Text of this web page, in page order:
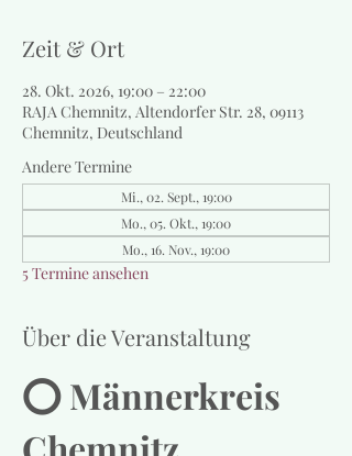
Zeit & Ort
28. Okt. 2026, 19:00 – 22:00
RAJA Chemnitz, Altendorfer Str. 28, 09113
Chemnitz, Deutschland
Andere Termine
Mi., 02. Sept., 19:00
Mo., 05. Okt., 19:00
Mo., 16. Nov., 19:00
5 Termine ansehen
Über die Veranstaltung
⭕️ Männerkreis